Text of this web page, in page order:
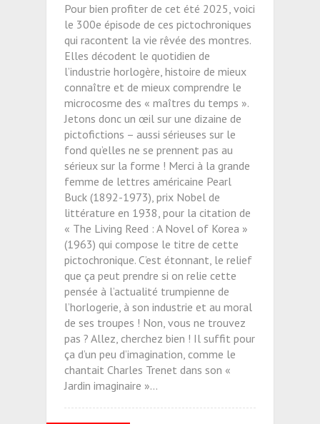
Pour bien profiter de cet été 2025, voici
le 300e épisode de ces pictochroniques
qui racontent la vie rêvée des montres.
Elles décodent le quotidien de
l’industrie horlogère, histoire de mieux
connaître et de mieux comprendre le
microcosme des « maîtres du temps ».
Jetons donc un œil sur une dizaine de
pictofictions – aussi sérieuses sur le
fond qu’elles ne se prennent pas au
sérieux sur la forme ! Merci à la grande
femme de lettres américaine Pearl
Buck (1892-1973), prix Nobel de
littérature en 1938, pour la citation de
« The Living Reed : A Novel of Korea »
(1963) qui compose le titre de cette
pictochronique. C’est étonnant, le relief
que ça peut prendre si on relie cette
pensée à l’actualité trumpienne de
l’horlogerie, à son industrie et au moral
de ses troupes ! Non, vous ne trouvez
pas ? Allez, cherchez bien ! Il suffit pour
ça d’un peu d’imagination, comme le
chantait Charles Trenet dans son «
Jardin imaginaire »…